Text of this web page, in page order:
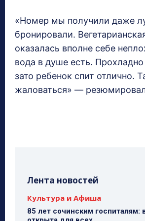
«Номер мы получили даже
бронировали.
оказалась вполне себе
вода в душе есть.
зато ребенок спит отлично.
жаловаться» —
Лента новостей
Культура и Афиша
85 лет сочинским госпиталям: